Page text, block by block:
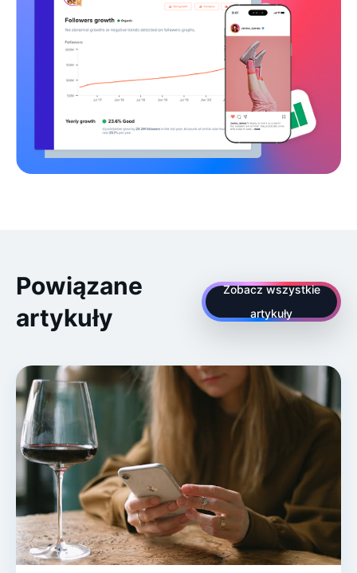
Powiązane
artykuły
Zobacz wszystkie
artykuły